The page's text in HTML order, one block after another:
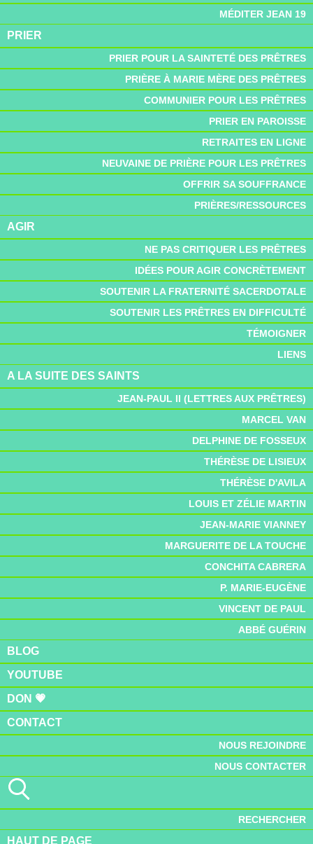
MÉDITER JEAN 19
PRIER
PRIER POUR LA SAINTETÉ DES PRÊTRES
PRIÈRE À MARIE MÈRE DES PRÊTRES
COMMUNIER POUR LES PRÊTRES
PRIER EN PAROISSE
RETRAITES EN LIGNE
NEUVAINE DE PRIÈRE POUR LES PRÊTRES
OFFRIR SA SOUFFRANCE
PRIÈRES/RESSOURCES
AGIR
NE PAS CRITIQUER LES PRÊTRES
IDÉES POUR AGIR CONCRÈTEMENT
SOUTENIR LA FRATERNITÉ SACERDOTALE
SOUTENIR LES PRÊTRES EN DIFFICULTÉ
TÉMOIGNER
LIENS
A LA SUITE DES SAINTS
JEAN-PAUL II (LETTRES AUX PRÊTRES)
MARCEL VAN
DELPHINE DE FOSSEUX
THÉRÈSE DE LISIEUX
THÉRÈSE D'AVILA
LOUIS ET ZÉLIE MARTIN
JEAN-MARIE VIANNEY
MARGUERITE DE LA TOUCHE
CONCHITA CABRERA
P. MARIE-EUGÈNE
VINCENT DE PAUL
ABBÉ GUÉRIN
BLOG
YOUTUBE
DON 💗
CONTACT
NOUS REJOINDRE
NOUS CONTACTER
RECHERCHER
HAUT DE PAGE